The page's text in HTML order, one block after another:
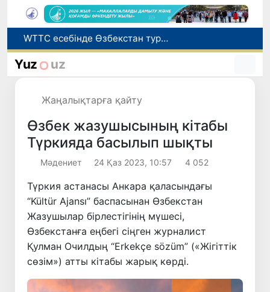
Мүмкіндігі шектеулі талапкерлерге қабылдау емтихандарында қосымша уақыт беріледі
Беларусьтен Өзбекстанға екінші тікелей жүк пойызы жөнелтілді
Yuz uz
Жаңалықтарға қайту
Өзбек жазушысының кітабы
Түркияда басылып шықты
Мәдениет 24 Қаз 2023, 10:57 4 052
Түркия астанасы Анкара қаласындағы
“Kültür Ajansı” баспасынан Өзбекстан
Жазушылар бірлестігінің мүшесі,
Өзбекстанға еңбегі сіңген журналист
Қулман Очилдың “Erkekçe sözüm” («Жігіттік
сөзім») атты кітабы жарық көрді.